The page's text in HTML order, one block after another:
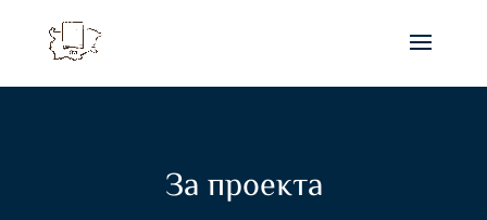
За проекта